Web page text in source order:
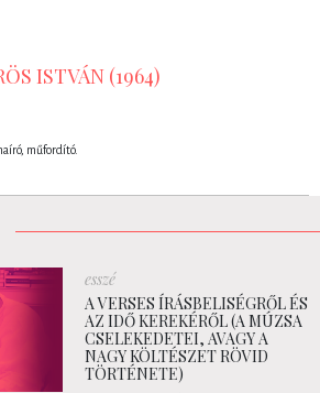
ISTVÁN (1964)
műfordító.
esszé
A VERSES ÍRÁSBELISÉGRŐL ÉS
AZ IDŐ KEREKÉRŐL (A MÚZSA
CSELEKEDETEI, AVAGY A
NAGY KÖLTÉSZET RÖVID
TÖRTÉNETE)